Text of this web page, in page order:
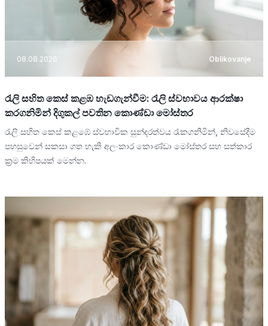
08.08.2026 Oblikovanje
රැලි සහිත කෙස් කළඹ හැඩගැන්වීම: රැලි ස්වභාවය ආරක්ෂා
කරගනිමින් දිගුකල් පවතින කොණ්ඩා මෝස්තර
රැලි සහිත කෙස් කළඹේ ස්වභාවික සුන්දරත්වය රැකගනිමින්, නිවසේදීම
පහසුවෙන් සකසා ගත හැකි අලංකාර කොණ්ඩා මෝස්තර සහ සත්කාර
ක්‍රම කිහිපයක් මෙන්න.